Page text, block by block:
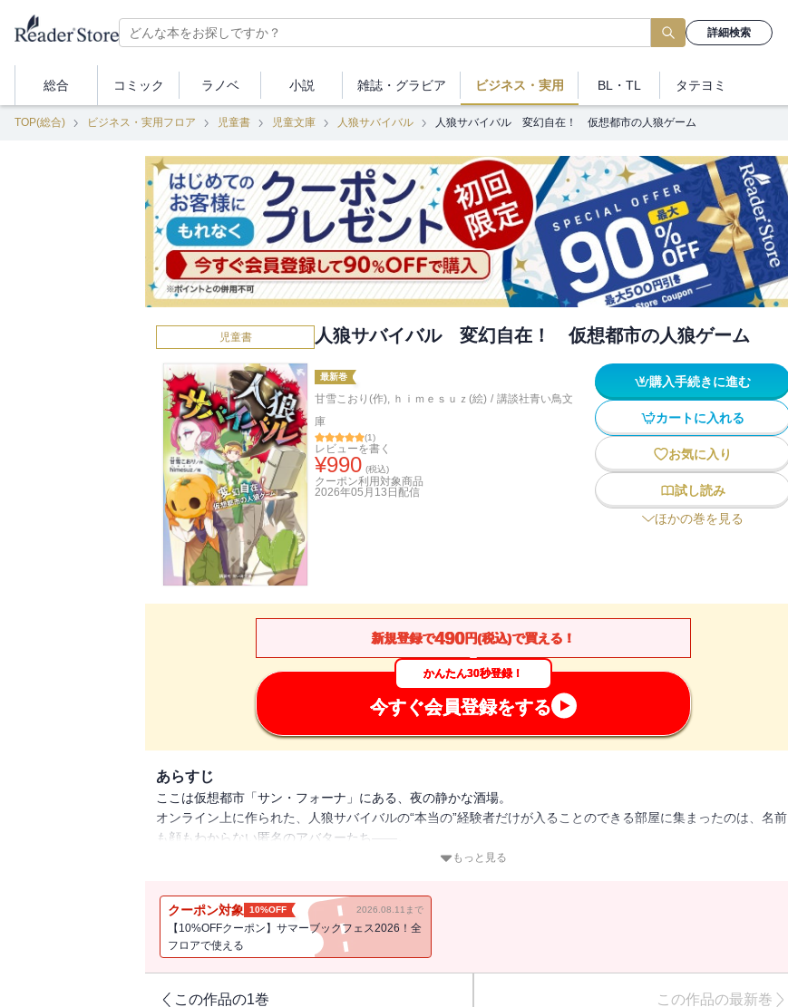
詳細検索
総合 コミック ラノベ 小説 雑誌・ グラビア ビジネス ・実用 BL・TL タテヨミ
TOP(総合) ビジネス・実用フロア 児童書 児童文庫 人狼サバイバル 人狼サバイバル 変幻自在！ 仮想都市の人狼ゲーム
児童書 人狼サバイバル 変幻自在！ 仮想都市の人狼ゲーム
最新巻
甘雪こおり(作), ｈｉｍｅｓｕｚ(絵) / 講談社青い鳥文
庫
(1)
レビューを書く
¥990 (税込)
クーポン利用対象商品
2026年05月13日 配信
購入手続きに進む
カートに入れる
お気に入り
試し読み
ほかの巻を見る
新規登録で490円(税込)で買える！
かんたん30秒登録！
今すぐ会員登録をする
あらすじ
ここは仮想都市「サン・フォーナ」にある、夜の静かな酒場。
オンライン上に作られた、人狼サバイバルの“本当の”経験者だけが入ることのできる部屋に集まったのは、名前
も顔もわからない匿名のアバターたち――。
部屋主である「笛少年」の目的は、過去の参加者たちの「ありのままの願い」を聞くこと、ただそれだけ。しか
とになるのだった。
＜小学中級から すべての漢字にふりがなつき＞
もっと見る
クーポン対象 10%OFF 2026.08.11まで
【10%OFFクーポン】サマーブックフェス2026！全
フロアで使える
この作品の1巻 この作品の最新巻